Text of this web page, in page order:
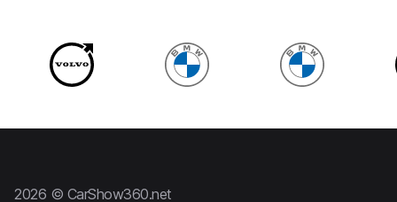
2026 © CarShow360.net